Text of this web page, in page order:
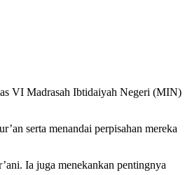
serta menandai perpisahan mereka
Ia juga menekankan pentingnya